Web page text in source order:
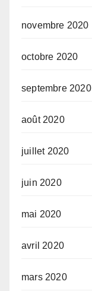
novembre 2020
octobre 2020
septembre 2020
août 2020
juillet 2020
juin 2020
mai 2020
avril 2020
mars 2020